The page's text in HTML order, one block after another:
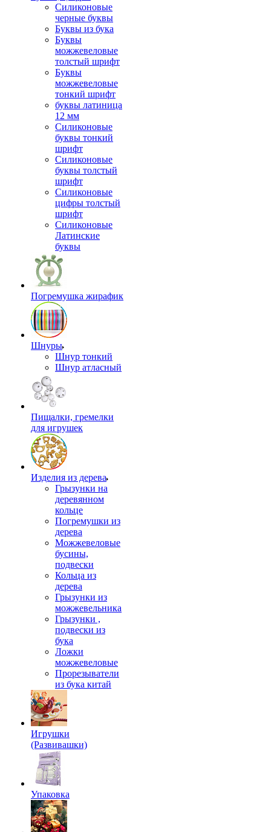
Силиконовые
черные буквы
Буквы из бука
Буквы
можжевеловые
толстый шрифт
Буквы
можжевеловые
тонкий шрифт
буквы латиница
12 мм
Силиконовые
буквы тонкий
шрифт
Силиконовые
буквы толстый
шрифт
Силиконовые
цифры толстый
шрифт
Силиконовые
Латинские
буквы
Погремушка жирафик
Шнуры
Шнур тонкий
Шнур атласный
Пищалки, гремелки
для игрушек
Изделия из дерева
Грызунки на
деревянном
кольце
Погремушки из
дерева
Можжевеловые
бусины,
подвески
Кольца из
дерева
Грызунки из
можжевельника
Грызунки ,
подвески из
бука
Ложки
можжевеловые
Прорезыватели
из бука китай
Игрушки
(Развивашки)
Упаковка